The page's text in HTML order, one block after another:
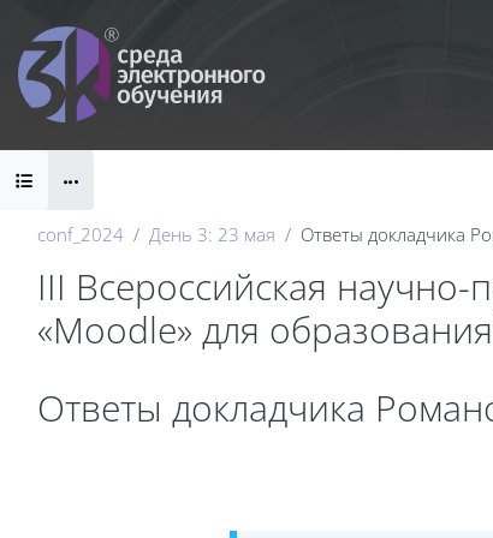
Блоки
conf_2024 День 3: 23 мая Ответы докладчика
III Всероссийская
«Moodle» для
Блоки
Ответы докладчика